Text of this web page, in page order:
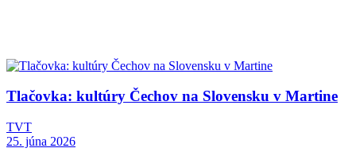
Tlačovka: kultúry Čechov na Slovensku v Martine
TVT
25. júna 2026